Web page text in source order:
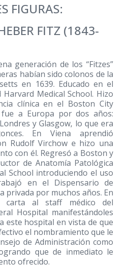
FIGURAS:
FITZ (1843-
generación de los “Fitzes”
habían sido colonos de la
en 1639. Educado en el
Medical School. Hizo
clínica en el Boston City
a Europa por dos años:
y Glasgow, lo que era
En Viena aprendió
Rudolf Virchow e hizo una
con él. Regresó a Boston y
de Anatomía Patológica
School introduciendo el uso
en el Dispensario de
privada por muchos años. En
carta al staff médico del
Hospital manifestándoles
este hospital en vista de que
el nombramiento que le
de Administración como
que de inmediato le
ofrecido.